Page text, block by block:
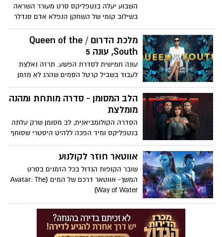
השבוע יעלה בנטפליקס סרט מעורר השראה
בשילוב קומי של השחקן הנפלא אדם סנדלר
בשם "השיחוק" שיעלה לסטרימינג ב8.6
מלכת הדרום / Queen of the
South, עונה 5
עונה חמישית לסדרת הפשע. תרזה נאלצת
לעבוד בשביל קרטל הסמים שהרג לא מזמן
את החבר שלה. כדי לשרוד היא נעזרת
בחוכמת רחוב, בחברה נאמנה ובמחברת
מסתורית.
הלב המסומן - סדרה מותחת ומהנה
מומלצת
הסדרה הקולומביאנית, לב מסומן שרק עלתה
בנטפליקס ומיד הפכה ללהיט היסטרי שסוחף
את הצופים. תמצאו את עצמכם שורפים
סופ"ש על 14 הפרקים
אווטאר חוזר לקולנוע
שובר הקופות הגדול בכל הזמנים בסרט
המשך- אווטאר דרכם של המים (Avatar: The
Way of Water)